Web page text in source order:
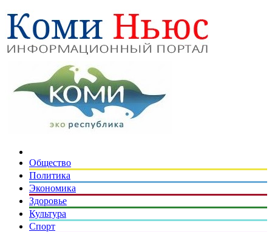
Общество
Политика
Экономика
Здоровье
Культура
Спорт